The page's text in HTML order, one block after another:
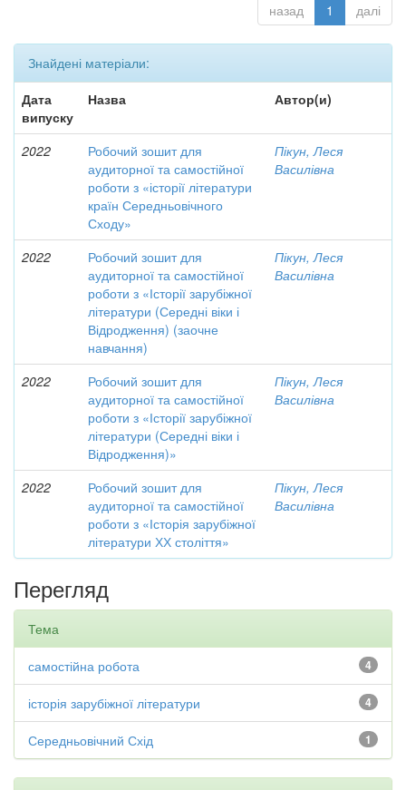
назад 1 далі
Знайдені матеріали:
Дата
випуску
Назва Автор(и)
2022
Робочий зошит для
аудиторної та самостійної
роботи з «історії літератури
країн Середньовічного
Сходу»
Пікун, Леся
Василівна
2022
Робочий зошит для
аудиторної та самостійної
роботи з «Історії зарубіжної
літератури (Середні віки і
Відродження) (заочне
навчання)
Пікун, Леся
Василівна
2022
Робочий зошит для
аудиторної та самостійної
роботи з «Історії зарубіжної
літератури (Середні віки і
Відродження)»
Пікун, Леся
Василівна
2022
Робочий зошит для
аудиторної та самостійної
роботи з «Історія зарубіжної
літератури ХХ століття»
Пікун, Леся
Василівна
Перегляд
Тема
4
самостійна робота
4
історія зарубіжної літератури
1
Середньовічний Схід